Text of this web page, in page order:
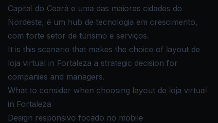
Capital do Ceará e uma das maiores cidades do
Nordeste, é um hub de tecnologia em crescimento,
com forte setor de turismo e serviços.
It is this scenario that makes the choice of layout de
loja virtual in Fortaleza a strategic decision for
companies and managers.
What to consider when choosing layout de loja virtual
in Fortaleza
Design responsivo focado no mobile